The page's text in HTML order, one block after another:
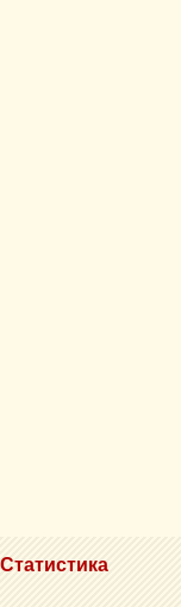
Статистика